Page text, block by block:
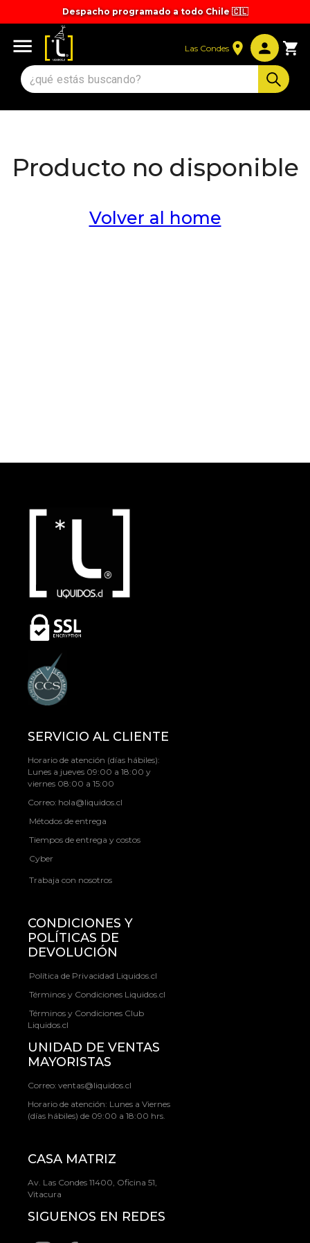
Despacho programado a todo Chile 🇨🇱
Las Condes
Producto no disponible
Volver al home
SERVICIO AL CLIENTE
Horario de atención (días hábiles):
Lunes a jueves 09:00 a 18:00 y
viernes 08:00 a 15:00
Correo: hola@liquidos.cl
Métodos de entrega
Tiempos de entrega y costos
Cyber
Trabaja con nosotros
CONDICIONES Y
POLÍTICAS DE
DEVOLUCIÓN
Política de Privacidad Liquidos.cl
Términos y Condiciones Liquidos.cl
Términos y Condiciones Club
Liquidos.cl
UNIDAD DE VENTAS
MAYORISTAS
Correo: ventas@liquidos.cl
Horario de atención: Lunes a Viernes
(días hábiles) de 09:00 a 18:00 hrs.
CASA MATRIZ
Av. Las Condes 11400, Oficina 51,
Vitacura
SIGUENOS EN REDES